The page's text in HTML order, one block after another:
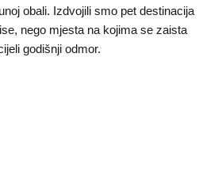
obali. Izdvojili smo pet destinacija
nego mjesta na kojima se zaista
godišnji odmor.